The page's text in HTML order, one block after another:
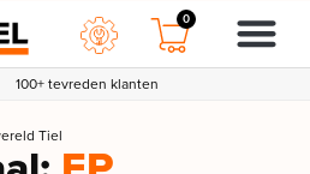
0
100+ tevreden klanten
Tiel